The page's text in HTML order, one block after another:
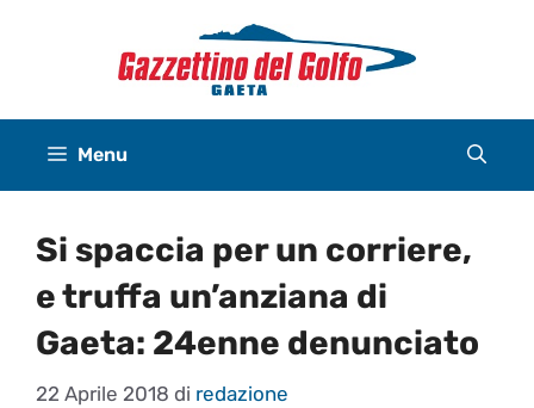
Menu
Si spaccia per un corriere,
e truffa un’anziana di
Gaeta: 24enne denunciato
22 Aprile 2018 di redazione